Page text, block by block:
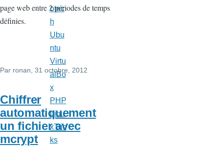
page web entre 2 périodes de temps
définies.
Par ronan , 31 octobre, 2012
Chiffrer
automatiquement
un fichier avec
mcrypt
otec
h
Ubu
ntu
Virtu
alBo
x
PHP
Linu
xTric
ks